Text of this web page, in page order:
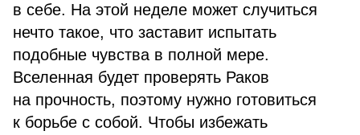
в себе. На этой неделе может случиться
нечто такое, что заставит испытать
подобные чувства в полной мере.
Вселенная будет проверять Раков
на прочность, поэтому нужно готовиться
к борьбе с собой. Чтобы избежать